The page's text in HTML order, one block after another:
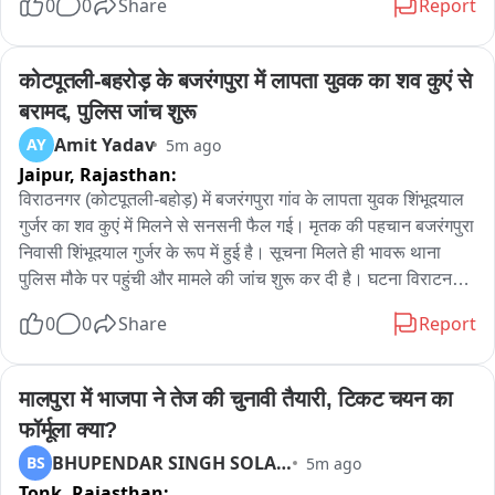
देहात के कार्यकर्ताओं को दिया गया वार्ड प्रभारी का जिम्मा
नगर परिषद क्षेत्र में 45-वार्ड प्रभारी 45 सह प्रभारी बनाये
45 वार्डो में संयोजक और सह संयोजक बनाये
भाजपा ने निकाय चुनाव में जीत सुनिश्चित करने के लक्ष्य के साथ तैयारियां
शुरू कर दी हैं।
बाइट रामलाल शर्मा मुख्य प्रवक्ता भाजपा
0 0 Share Report
कोटपूतली-बहरोड़ के बजरंगपुरा में लापता युवक का शव कुएं से
बरामद, पुलिस जांच शुरू
AY Amit Yadav 5m ago
Jaipur, Rajasthan:
विराठनगर (कोटपूतली-बहोड़) में बजरंगपुरा गांव के लापता युवक शिंभूदयाल
गुर्जर का शव कुएं में मिलने से सनसनी फैल गई। मृतक की पहचान बजरंगपुरा
निवासी शिंभूदयाल गुर्जर के रूप में हुई है। सूचना मिलते ही भावरू थाना
पुलिस मौके पर पहुंची और मामले की जांच शुरू कर दी है। घटना विराटनगर
में लापता होने की सूचना दी थी। इसी दौरान गांव के एक कुएं में युवक का शव
में सनसनी फैल गई। सूचना पर थाना अधिकारी प्रदीप सिंह पुलिस जाब्ते के
साथ मौके पर पहुंचे। पुलिस ने ग्रामीणों की सहायता से शव को कुएं से बाहर
निकलवाया और मौके का निरीक्षण किया। थानाधिकारी प्रदीप सिंह ने
बताया कि मृतक के परिजनों ने सुबह लापता होने की सूचना दी थी। बाद में
युवक का शव गांव के कुएं में मिला। फिलहाल पुलिस ने शव को कब्जे में लेकर
0 0 Share Report
मालपुरा में भाजपा ने तेज की चुनावी तैयारी, टिकट चयन का
फॉर्मूला क्या?
BS BHUPENDAR SINGH SOLANKI 5m ago